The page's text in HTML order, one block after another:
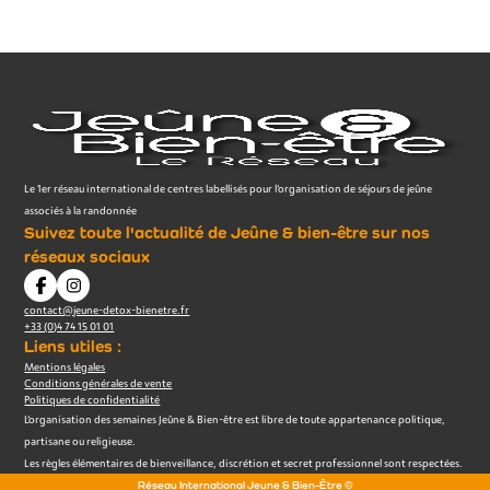
Le 1er réseau international de centres labellisés pour l’organisation de séjours de jeûne
associés à la randonnée
Suivez toute l'actualité de Jeûne & bien-être sur nos
réseaux sociaux
contact@jeune-detox-bienetre.fr
+33 (0)4 74 15 01 01
Liens utiles :
Mentions légales
Conditions générales de vente
Politiques de confidentialité
L’organisation des semaines Jeûne & Bien-être est libre de toute appartenance politique,
partisane ou religieuse.
Les règles élémentaires de bienveillance, discrétion et secret professionnel sont respectées.
Réseau International Jeune & Bien-Être ©